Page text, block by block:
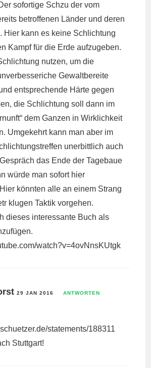
sofortige Schzu der vom
betroffenen Länder und deren
Hier kann es keine Schlichtung
Kampf für die Erde aufzugeben.
nutzen, um die
Gewaltbereite
entsprechende Härte gegen
die Schlichtung soll dann im
dem Ganzen in Wirklichkeit
Umgekehrt kann man aber im
unerbittlich auch
das Ende der Tagebaue
würde man sofort hier
könnten alle an einem Strang
klugen Taktik vorgehen.
dieses interessante Buch als
watch?v=4ovNnsKUtgk
29 JAN 2016 ANTWORTEN
statements/188311
Stuttgart!